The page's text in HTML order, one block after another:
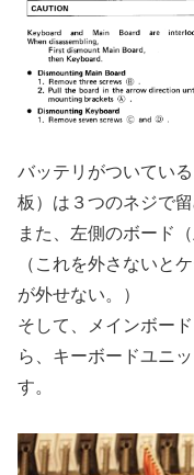
バッテリがついてい
板）は３つのネジで
また、左側のボード
（これを外さないと
が外せない。）
そして、メインボー
ら、キーボードユニ
す。